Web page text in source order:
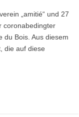
„amitié“ und 27
coronabedingter
du Bois. Aus diesem
die auf diese